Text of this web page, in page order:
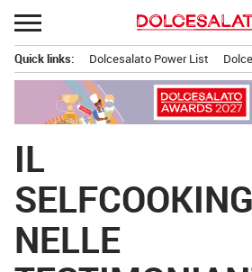
Passa
al
contenuto
principale
Quick links: Dolcesalato Power List
IL
NELLE